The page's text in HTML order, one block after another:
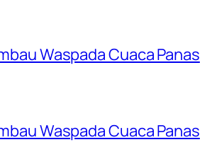
Waspada Cuaca Panas
Waspada Cuaca Panas